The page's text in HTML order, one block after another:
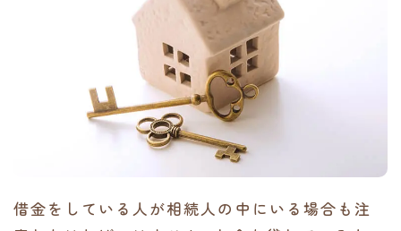
借金をしている人が相続人の中にいる場合も注